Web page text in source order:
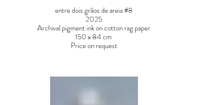
entre dois grãos de areia #8
2025
Archival pigment ink on cotton rag paper
150 x 84 cm
Price on request